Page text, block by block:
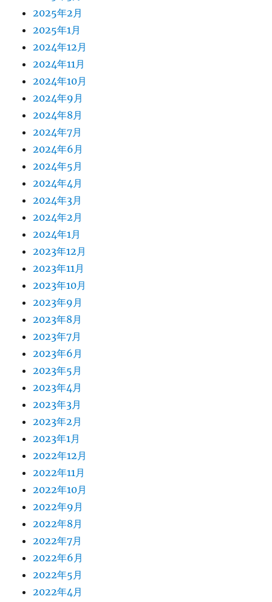
2025年2月
2025年1月
2024年12月
2024年11月
2024年10月
2024年9月
2024年8月
2024年7月
2024年6月
2024年5月
2024年4月
2024年3月
2024年2月
2024年1月
2023年12月
2023年11月
2023年10月
2023年9月
2023年8月
2023年7月
2023年6月
2023年5月
2023年4月
2023年3月
2023年2月
2023年1月
2022年12月
2022年11月
2022年10月
2022年9月
2022年8月
2022年7月
2022年6月
2022年5月
2022年4月